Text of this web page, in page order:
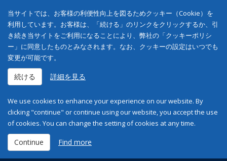
当サイトでは、お客様の利便性向上を図るためクッキー（Cookie）を
利用しています。お客様は、「続ける」のリンクをクリックするか、引
き続き当サイトをご利用になることにより、弊社の「クッキーポリシ
ー」に同意したものとみなされます。なお、クッキーの設定はいつでも
変更が可能です。
続ける 詳細を見る
We use cookies to enhance your experience on our website. By
clicking "continue" or continue using our website, you accept the use
of cookies. You can change the setting of cookies at any time.
Continue Find more